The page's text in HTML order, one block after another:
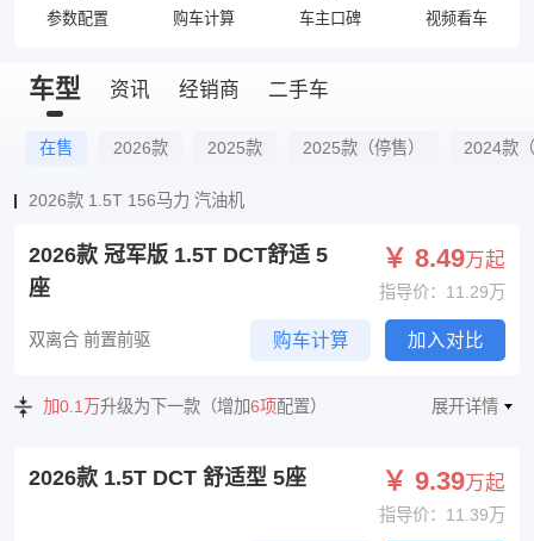
参数配置 购车计算 车主口碑 视频看车
车型 资讯 经销商 二手车
在售 2026款 2025款 2025款（停售） 2024款
2026款 1.5T 156马力 汽油机
2026款 冠军版 1.5T DCT舒适 5
座
￥ 8.49万起
指导价：11.29万
双离合 前置前驱 购车计算 加入对比
加0.1万升级为下一款（增加6项配置） 展开详情
2026款 1.5T DCT 舒适型 5座 ￥ 9.39万起
指导价：11.39万